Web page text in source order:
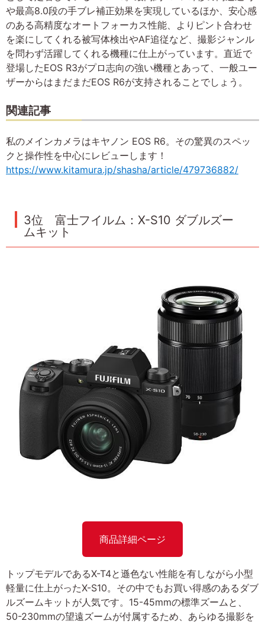
や最高8.0段の手ブレ補正効果を実現しているほか、安心感
のある高精度なオートフォーカス性能、よりピント合わせ
を楽にしてくれる被写体検出やAF追従など、撮影ジャンル
を問わず活躍してくれる機種に仕上がっています。直近で
登場したEOS R3がプロ志向の強い機種とあって、一般ユー
ザーからはまだまだEOS R6が支持されることでしょう。
関連記事
私のメインカメラはキヤノン EOS R6。その驚異のスペッ
クと操作性を中心にレビューします！
https://www.kitamura.jp/shasha/article/479736882/
3位 富士フイルム：X-S10 ダブルズー
ムキット
商品詳細ページ
トップモデルであるX-T4と遜色ない性能を有しながら小型
軽量に仕上がったX-S10。その中でもお買い得感のあるダブ
ルズームキットが人気です。15-45mmの標準ズームと、
50-230mmの望遠ズームが付属するため、あらゆる撮影を